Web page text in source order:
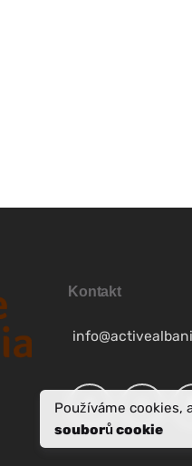
Kontakt
Používáme cookies,
souborů cookie